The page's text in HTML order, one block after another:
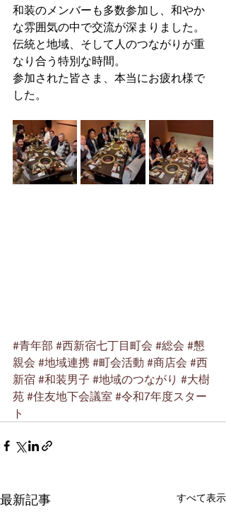
和装のメンバーも多数参加し、和やか
な雰囲気の中で交流が深まりました。
伝統と地域、そして人のつながりが重
なり合う特別な時間。
参加された皆さま、本当にお疲れ様で
した。
#青年部 #西新宿七丁目町会 #総会 #懇
親会 #地域連携 #町会活動 #商店会 #西
新宿 #和装男子 #地域のつながり #大樹
苑 #住友地下会議室 #令和7年度スター
ト
最新記事 すべて表示